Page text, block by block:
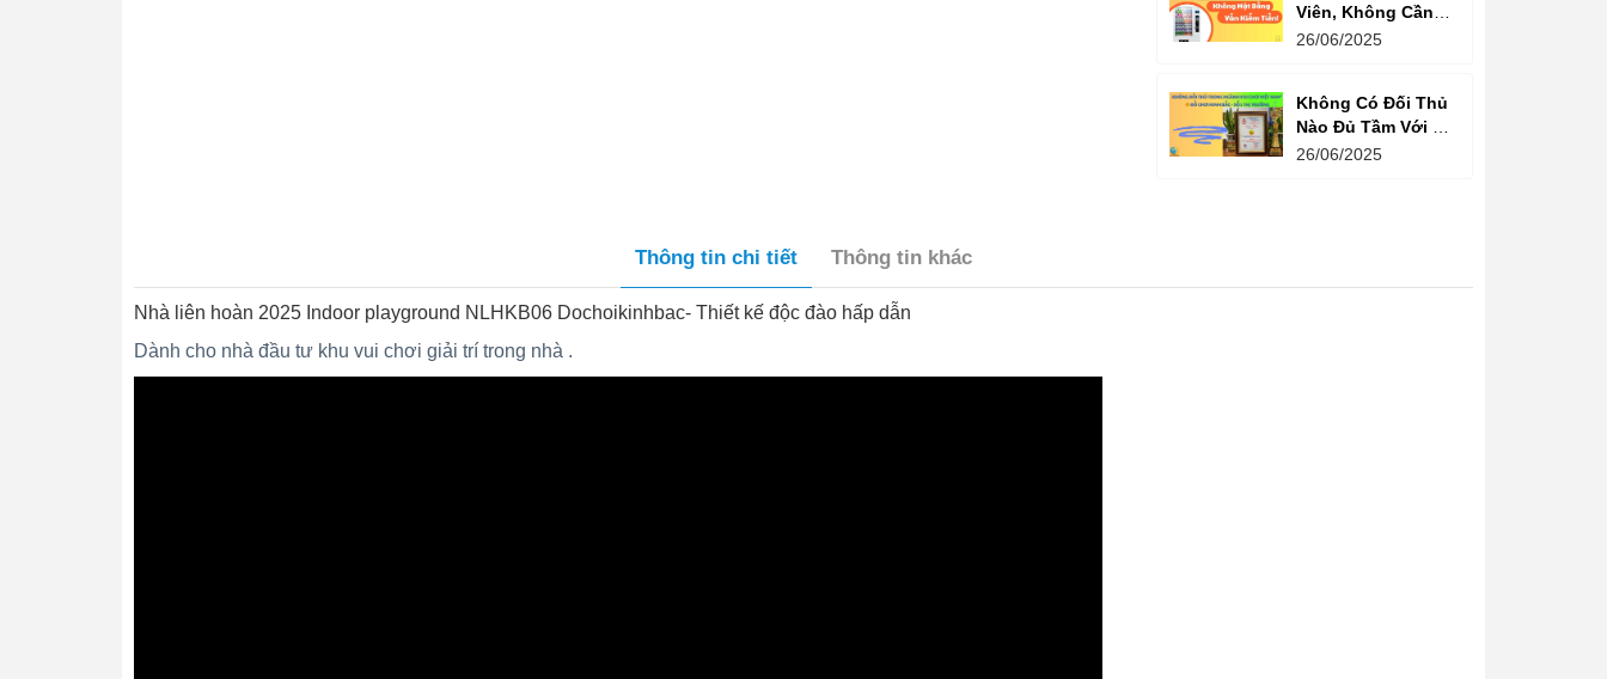
Viên, Không Cần
Cửa Hàng – Chỉ
26/06/2025
Không Có Đối Thủ
Nào Đủ Tầm Với Đồ
Chơi Kinh Bắc
26/06/2025
Thông tin chi tiết Thông tin khác
Nhà liên hoàn 2025 Indoor playground NLHKB06 Dochoikinhbac- Thiết kế độc đào hấp dẫn
Dành cho nhà đầu tư khu vui chơi giải trí trong nhà .